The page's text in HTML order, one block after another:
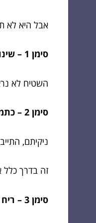
אבל היא לא
סימן 1 – שינוי גוון שקשה להסביר
השטיח לא
סימן 2 – כתמים שחוזרים כמו בומרנג
ניקיתם,
זה בדרך כלל
סימן 3 – ריח קל שמתחזק כשסוגרים חלון